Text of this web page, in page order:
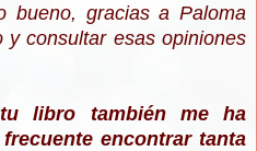
bueno, gracias a Paloma
y consultar esas opiniones
libro también me ha
encontrar tanta